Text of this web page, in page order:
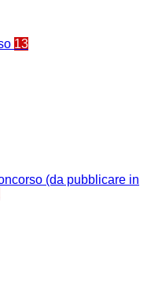
13
(da pubblicare in